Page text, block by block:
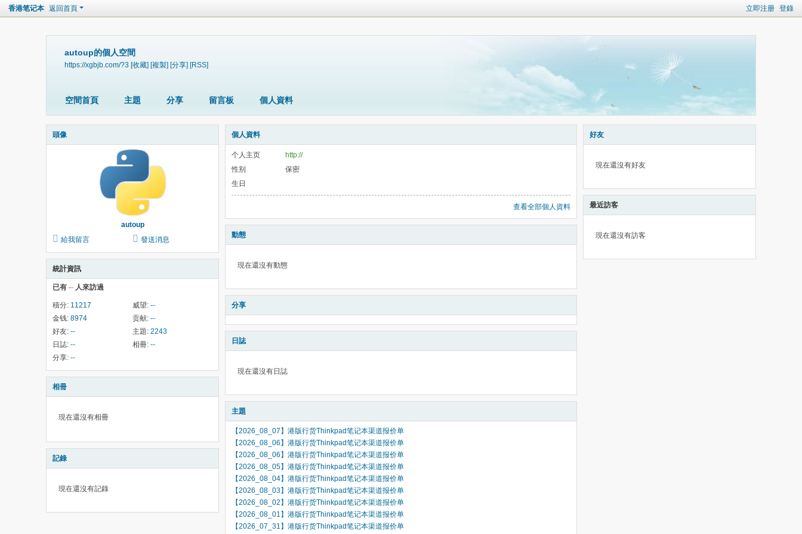
立即注册 登錄
香港笔记本 返回首頁
autoup的個人空間
https://xgbjb.com/?3 [收藏] [複製] [分享] [RSS]
空間首頁 主題 分享 留言板 個人資料
頭像
autoup
給我留言
發送消息
統計資訊
已有 -- 人來訪過
積分: 11217 威望: --
金钱: 8974 贡献: --
好友: -- 主題: 2243
日誌: -- 相冊: --
分享: --
相冊
現在還沒有相冊
記錄
現在還沒有記錄
個人資料
个人主页
http://
性别
保密
生日
查看全部個人資料
動態
現在還沒有動態
分享
日誌
現在還沒有日誌
主題
【2026_08_07】港版行货Thinkpad笔记本渠道报价单
【2026_08_06】港版行货Thinkpad笔记本渠道报价单
【2026_08_06】港版行货Thinkpad笔记本渠道报价单
【2026_08_05】港版行货Thinkpad笔记本渠道报价单
【2026_08_04】港版行货Thinkpad笔记本渠道报价单
【2026_08_03】港版行货Thinkpad笔记本渠道报价单
【2026_08_02】港版行货Thinkpad笔记本渠道报价单
【2026_08_01】港版行货Thinkpad笔记本渠道报价单
【2026_07_31】港版行货Thinkpad笔记本渠道报价单
好友
現在還沒有好友
最近訪客
現在還沒有訪客